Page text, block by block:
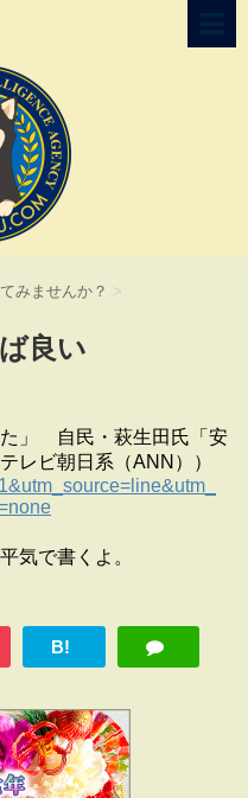
みませんか？ >
良い
」 自民・萩生田氏「安
レビ朝日系（ANN））
気で書くよ。
B!